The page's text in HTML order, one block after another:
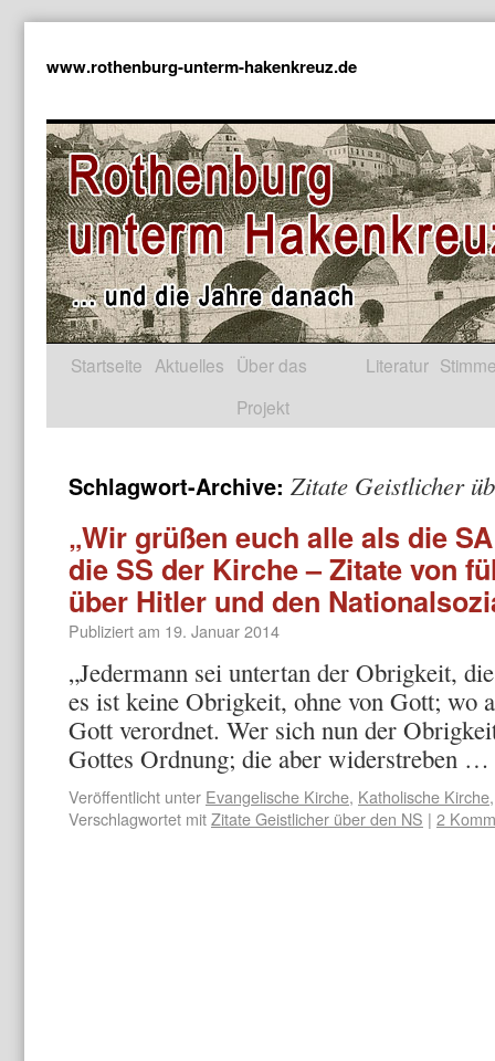
www.rothenburg-unterm-hakenkreuz.de
Startseite Aktuelles Über das
Projekt
Literatur
Schlagwort-Archive: Zitate Geistlicher
„Wir grüßen euch alle als die
die SS der Kirche – Zitate von
über Hitler und den
Publiziert am 19. Januar 2014
„Jedermann sei untertan der Obrigkeit,
es ist keine Obrigkeit, ohne von Gott; wo
Gott verordnet. Wer sich nun der
Gottes Ordnung; die aber widerstreben …
Veröffentlicht unter Evangelische Kirche, Katholische Kirche
Verschlagwortet mitZitate Geistlicher über den NS | 2